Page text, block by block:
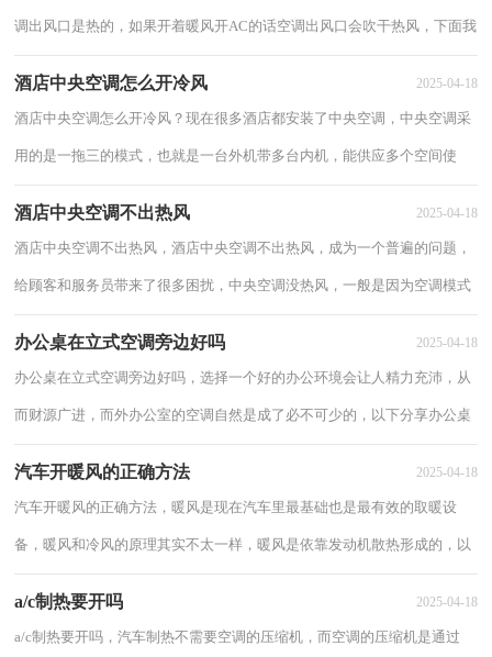
调出风口是热的，如果开着暖风开AC的话空调出风口会吹干热风，下面我
酒店中央空调怎么开冷风 2025-04-18
酒店中央空调怎么开冷风？现在很多酒店都安装了中央空调，中央空调采
用的是一拖三的模式，也就是一台外机带多台内机，能供应多个空间使
酒店中央空调不出热风 2025-04-18
酒店中央空调不出热风，酒店中央空调不出热风，成为一个普遍的问题，
给顾客和服务员带来了很多困扰，中央空调没热风，一般是因为空调模式
办公桌在立式空调旁边好吗 2025-04-18
办公桌在立式空调旁边好吗，选择一个好的办公环境会让人精力充沛，从
而财源广进，而外办公室的空调自然是成了必不可少的，以下分享办公桌
汽车开暖风的正确方法 2025-04-18
汽车开暖风的正确方法，暖风是现在汽车里最基础也是最有效的取暖设
备，暖风和冷风的原理其实不太一样，暖风是依靠发动机散热形成的，以
a/c制热要开吗 2025-04-18
a/c制热要开吗，汽车制热不需要空调的压缩机，而空调的压缩机是通过